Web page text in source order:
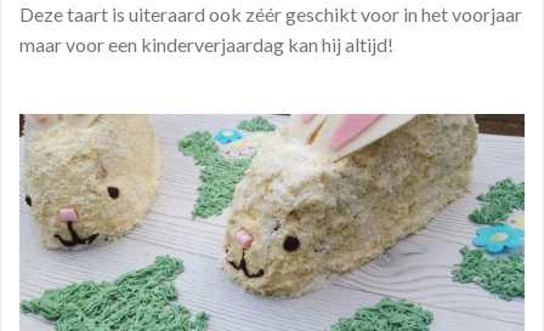
Deze taart is uiteraard ook zéér geschikt voor in het voorjaar
maar voor een kinderverjaardag kan hij altijd!